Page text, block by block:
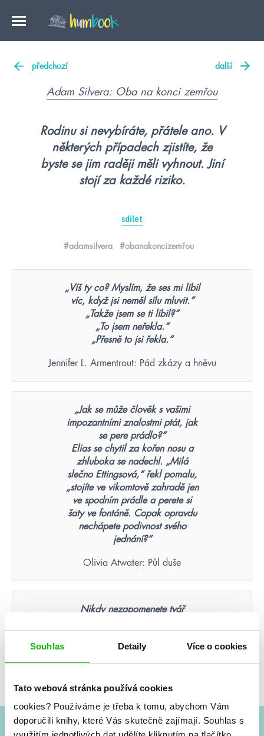
Souhlas Detaily Více o cookies
Tato webová stránka používá cookies
cookies? Používáme je třeba k tomu, abychom Vám
doporučili knihy, které Vás skutečně zajímají. Souhlas s
předchozí další
Adam Silvera: Oba na konci zemřou
Rodinu si nevybíráte, přátele ano. V
některých případech zjistíte, že
byste se jim raději měli vyhnout. Jiní
stojí za každé riziko.
sdílet
#adamsilvera #obanakoncizemřou
„Víš ty co? Myslím, že ses mi líbil
víc, když jsi neměl sílu mluvit.“
„Takže jsem se ti líbil?“
„To jsem neřekla.“
„Přesně to jsi řekla.“
Jennifer L. Armentrout: Pád zkázy a hněvu
„Jak se může člověk s vašimi
impozantními znalostmi ptát, jak
se pere prádlo?“
Elias se chytil za kořen nosu a
zhluboka se nadechl. „Milá
slečno Ettingsová,“ řekl pomalu,
„stojíte ve vikomtově zahradě jen
ve spodním prádle a perete si
šaty ve fontáně. Copak opravdu
nechápete podivnost svého
jednání?“
Olivia Atwater: Půl duše
Nikdy nezapomenete tvář